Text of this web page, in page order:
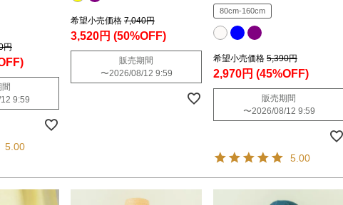
円
9:59
5.00
希望小売価格 7,040円
3,520円 (50%OFF)
販売期間
〜2026/08/12 9:59
80cm-160cm
希望小売価格 5,390円
2,970円 (45%OFF)
販売期間
〜2026/08/12 9:59
5.00